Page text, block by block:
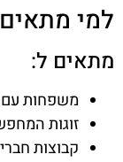
למי
מתאים ל:
משפחות עם
זוגות
קבוצות